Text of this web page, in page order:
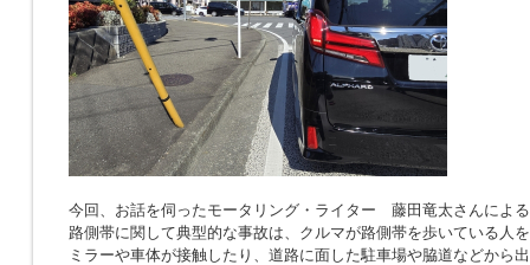
今回、お話を伺ったモータリング・ライター 藤田竜太さんによ
路側帯に関して典型的な事故は、クルマが路側帯を歩いている人
ミラーや車体が接触したり、道路に面した駐車場や脇道などから